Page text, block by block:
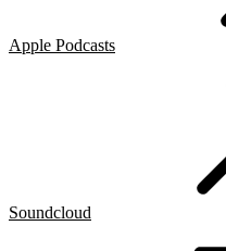
Apple Podcasts
Soundcloud